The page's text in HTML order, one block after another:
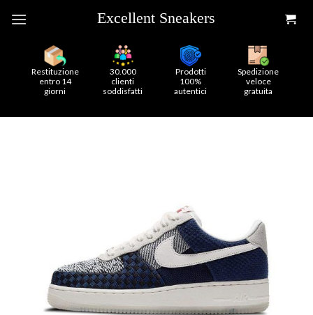
Restituzione
entro 14
giorni
30.000
clienti
soddisfatti
Prodotti
100%
autentici
Spedizione
veloce
gratuita